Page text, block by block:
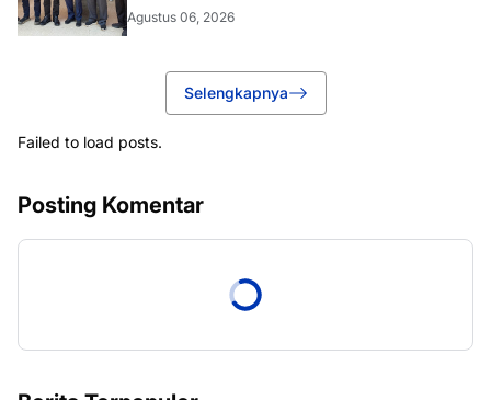
Agustus 06, 2026
Selengkapnya
Failed to load posts.
Posting Komentar